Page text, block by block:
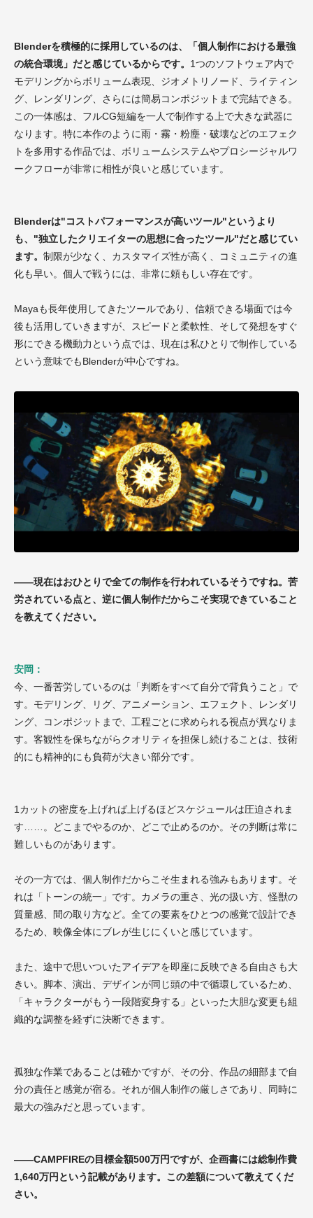
Blenderを積極的に採用しているのは、「個人制作における最強
の統合環境」だと感じているからです。 1つのソフトウェア内で
モデリングからボリューム表現、ジオメトリノード、ライティン
グ、レンダリング、さらには簡易コンポジットまで完結できる。
この一体感は、フルCG短編を一人で制作する上で大きな武器に
なります。特に本作のように雨・霧・粉塵・破壊などのエフェク
トを多用する作品では、ボリュームシステムやプロシージャルワ
ークフローが非常に相性が良いと感じています。
Blenderは"コストパフォーマンスが高いツール"というより
も、"独立したクリエイターの思想に合ったツール"だと感じてい
ます。 制限が少なく、カスタマイズ性が高く、コミュニティの進
化も早い。個人で戦うには、非常に頼もしい存在です。
Mayaも長年使用してきたツールであり、信頼できる場面では今
後も活用していきますが、スピードと柔軟性、そして発想をすぐ
形にできる機動力という点では、現在は私ひとりで制作している
という意味でもBlenderが中心ですね。
——現在はおひとりで全ての制作を行われているそうですね。苦
労されている点と、逆に個人制作だからこそ実現できていること
を教えてください。
安岡：
今、一番苦労しているのは「判断をすべて自分で背負うこと」で
す。モデリング、リグ、アニメーション、エフェクト、レンダリ
ング、コンポジットまで、工程ごとに求められる視点が異なりま
す。客観性を保ちながらクオリティを担保し続けることは、技術
的にも精神的にも負荷が大きい部分です。
1カットの密度を上げれば上げるほどスケジュールは圧迫されま
す……。どこまでやるのか、どこで止めるのか。その判断は常に
難しいものがあります。
その一方では、個人制作だからこそ生まれる強みもあります。そ
れは「トーンの統一」です。カメラの重さ、光の扱い方、怪獣の
質量感、間の取り方など。全ての要素をひとつの感覚で設計でき
るため、映像全体にブレが生じにくいと感じています。
また、途中で思いついたアイデアを即座に反映できる自由さも大
きい。脚本、演出、デザインが同じ頭の中で循環しているため、
「キャラクターがもう一段階変身する」といった大胆な変更も組
織的な調整を経ずに決断できます。
孤独な作業であることは確かですが、その分、作品の細部まで自
分の責任と感覚が宿る。それが個人制作の厳しさであり、同時に
最大の強みだと思っています。
——CAMPFIREの目標金額500万円ですが、企画書には総制作費
1,640万円という記載があります。この差額について教えてくだ
さい。